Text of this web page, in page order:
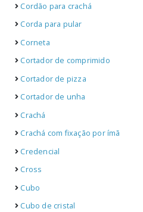
Cordão para crachá
Corda para pular
Corneta
Cortador de comprimido
Cortador de pizza
Cortador de unha
Crachá
Crachá com fixação por ímã
Credencial
Cross
Cubo
Cubo de cristal